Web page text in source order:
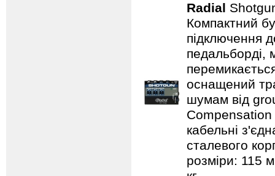
Radial
Компактний
підключення
педальборді,
оснащений
шумам від
Compensation
кабельні
сталевого
розміри: 115